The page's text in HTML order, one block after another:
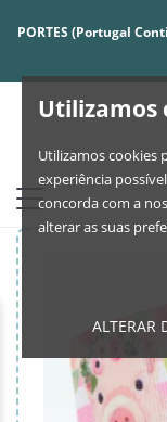
Utilizamos
Utilizamos cookies
experiência
concorda com a
alterar as suas
ALTERAR
PORTES (Portugal